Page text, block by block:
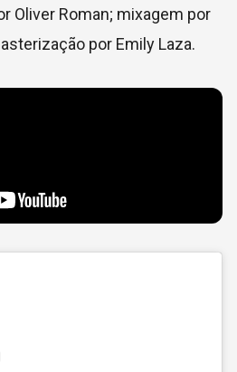
Oliver Roman; mixagem por
por Emily Laza.